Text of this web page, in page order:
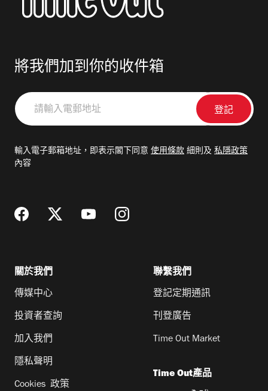
將我們加到你的收件箱
請
輸
郵
輸入電子郵箱地址，即表示閣下同意 使用條款 細則及 私隱政策
內容
關於我們
傳媒中心
投資者查詢
加入我們
隱私聲明
Cookies 政策
聯繫我們
登記定期通訊
刊登廣告
Time Out Market
Time Out產品